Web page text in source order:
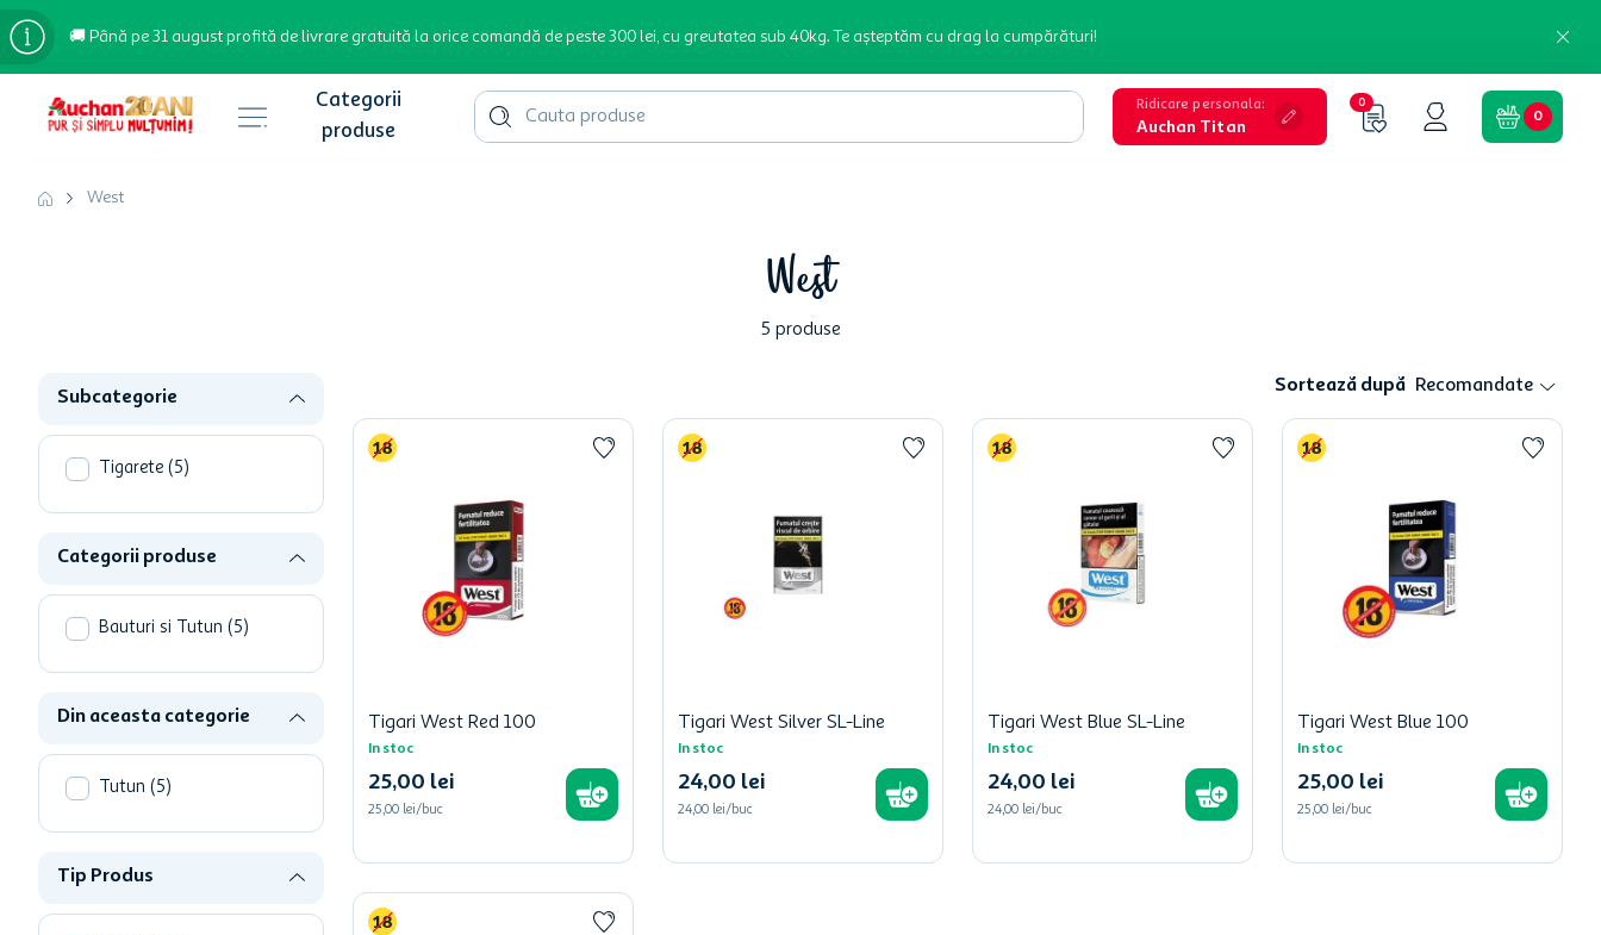
🚚 Până pe 31 august profită de livrare gratuită la orice comandă de peste 300 lei, cu greutatea sub 40kg. Te așteptăm cu drag la cumpărături!
Cauta produse Ridicare personala:
Auchan Titan
0
0
West
West
5 produse
Subcategorie
Tigarete ( 5 )
Categorii produse
Bauturi si Tutun ( 5 )
Din aceasta categorie
Tutun ( 5 )
Tip Produs
Sortează după Recomandate
Tigari West Red 100
In stoc
25,00 lei
25,00 lei/buc
Tigari West Silver SL-Line
In stoc
24,00 lei
24,00 lei/buc
Tigari West Blue SL-Line
In stoc
24,00 lei
24,00 lei/buc
Tigari West Blue 100
In stoc
25,00 lei
25,00 lei/buc